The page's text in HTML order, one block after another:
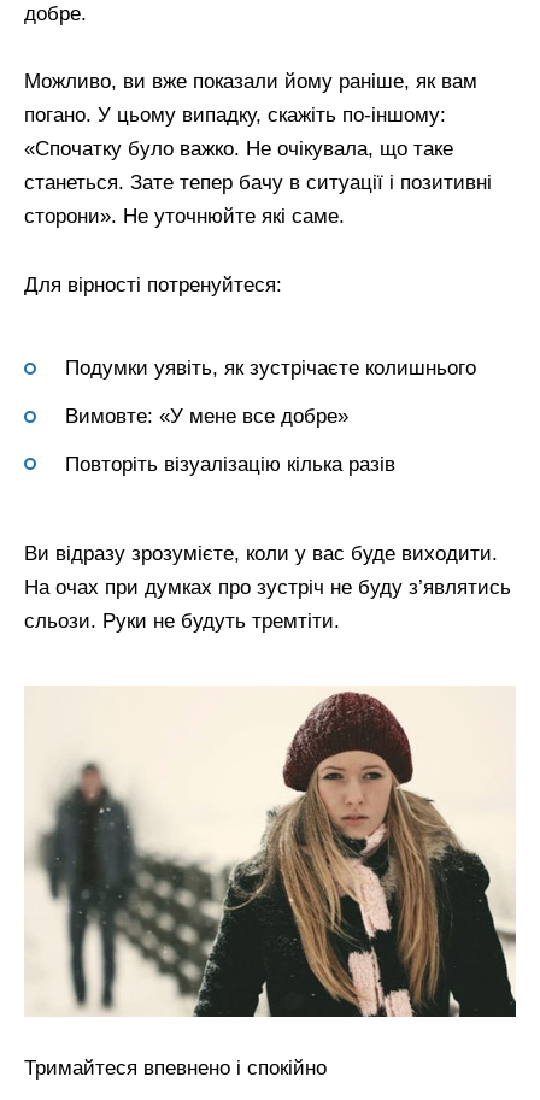
добре.
Можливо, ви вже показали йому раніше, як вам
погано. У цьому випадку, скажіть по-іншому:
«Спочатку було важко. Не очікувала, що таке
станеться. Зате тепер бачу в ситуації і позитивні
сторони». Не уточнюйте які саме.
Для вірності потренуйтеся:
Подумки уявіть, як зустрічаєте колишнього
Вимовте: «У мене все добре»
Повторіть візуалізацію кілька разів
Ви відразу зрозумієте, коли у вас буде виходити.
На очах при думках про зустріч не буду з’являтись
сльози. Руки не будуть тремтіти.
Тримайтеся впевнено і спокійно